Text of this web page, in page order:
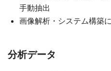
手動抽出
画像解析・システム構築
分析データ